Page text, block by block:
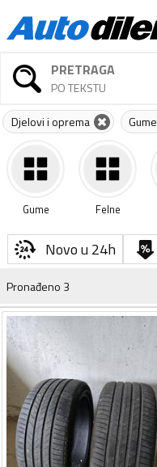
PRETRAGA
PO TEKSTU
Djelovi i oprema Gume
Gume Felne
Novo u 24h
Pronađeno 3